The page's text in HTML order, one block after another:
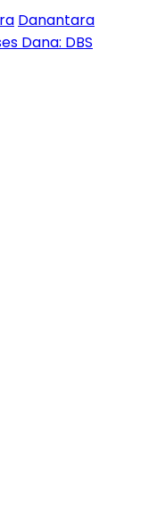
Danantara
Dana: DBS